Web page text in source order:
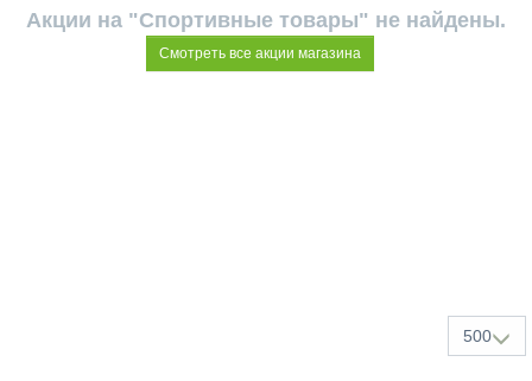
Акции на "Спортивные товары" не найдены.
Смотреть все акции магазина
500